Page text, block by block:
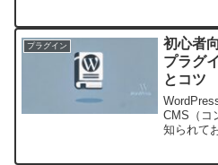
ミ箱に移
しまって...
プラグイン
初心者
プラグ
とコツ
CMS（コ
知られて